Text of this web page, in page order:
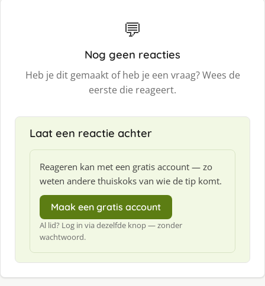
💬
Nog geen reacties
Heb je dit gemaakt of heb je een vraag? Wees de
eerste die reageert.
Laat een reactie achter
Reageren kan met een gratis account — zo
weten andere thuiskoks van wie de tip komt.
Maak een gratis account
Al lid? Log in via dezelfde knop — zonder
wachtwoord.